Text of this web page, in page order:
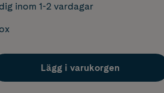
inom 1-2 vardagar
Lägg i varukorgen